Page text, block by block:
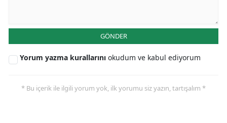
GÖNDER
Yorum yazma kurallarını okudum ve kabul ediyorum
* Bu içerik ile ilgili yorum yok, ilk yorumu siz yazın, tartışalım *